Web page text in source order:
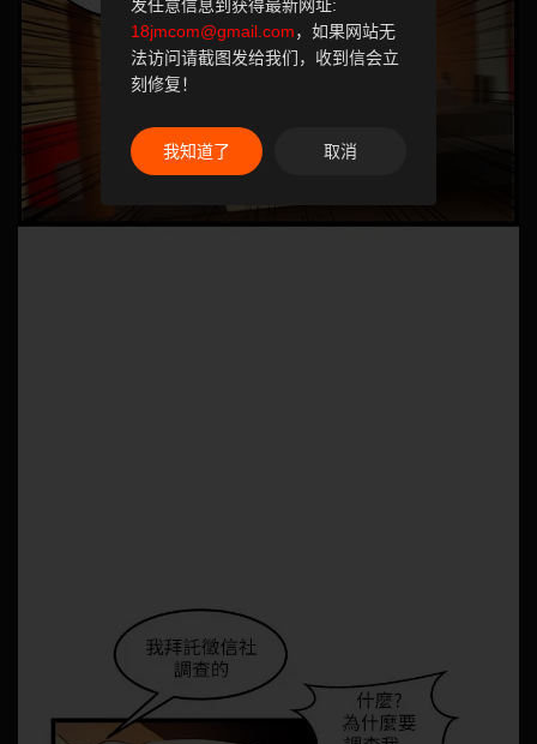
发任意信息到获得最新网址:
18jmcom@gmail.com，如果网站无
法访问请截图发给我们，收到信会立
刻修复！
我知道了 取消